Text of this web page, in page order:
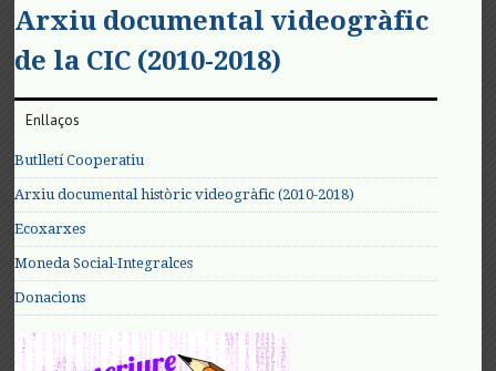
Arxiu documental videogràfic
de la CIC (2010-2018)
Enllaços
Butlletí Cooperatiu
Arxiu documental històric videogràfic (2010-2018)
Ecoxarxes
Moneda Social-Integralces
Donacions